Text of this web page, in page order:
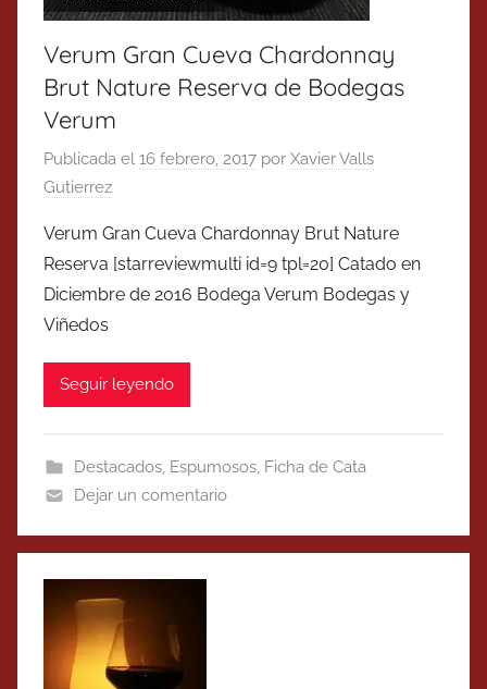
Verum Gran Cueva Chardonnay
Brut Nature Reserva de Bodegas
Verum
Publicada el 16 febrero, 2017 por Xavier Valls
Gutierrez
Verum Gran Cueva Chardonnay Brut Nature
Reserva [starreviewmulti id=9 tpl=20] Catado en
Diciembre de 2016 Bodega Verum Bodegas y
Viñedos
Seguir leyendo
Destacados, Espumosos, Ficha de Cata
Dejar un comentario